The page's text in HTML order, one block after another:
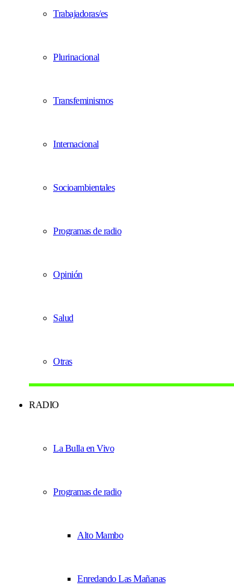
Trabajadoras/es
Plurinacional
Transfeminismos
Internacional
Socioambientales
Programas de radio
Opinión
Salud
Otras
RADIO
La Bulla en Vivo
Programas de radio
Alto Mambo
Enredando Las Mañanas